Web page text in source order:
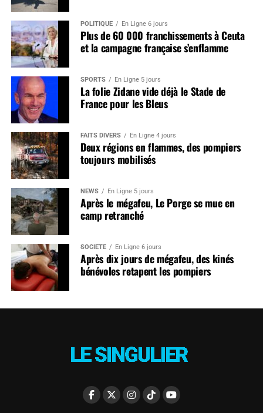
POLITIQUE En Ligne 6 jours
Plus de 60 000 franchissements à Ceuta
et la campagne française s’enflamme
SPORTS En Ligne 5 jours
La folie Zidane vide déjà le Stade de
France pour les Bleus
FAITS DIVERS En Ligne 4 jours
Deux régions en flammes, des pompiers
toujours mobilisés
NEWS En Ligne 5 jours
Après le mégafeu, Le Porge se mue en
camp retranché
SOCIÉTÉ En Ligne 6 jours
Après dix jours de mégafeu, des kinés
bénévoles retapent les pompiers